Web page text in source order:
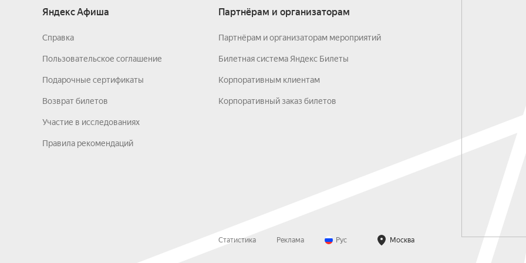
Яндекс Афиша
Справка
Пользовательское соглашение
Подарочные сертификаты
Возврат билетов
Участие в исследованиях
Правила рекомендаций
Партнёрам и организаторам
Партнёрам и организаторам мероприятий
Билетная система Яндекс Билеты
Корпоративным клиентам
Корпоративный заказ билетов
Статистика Реклама Рус Москва